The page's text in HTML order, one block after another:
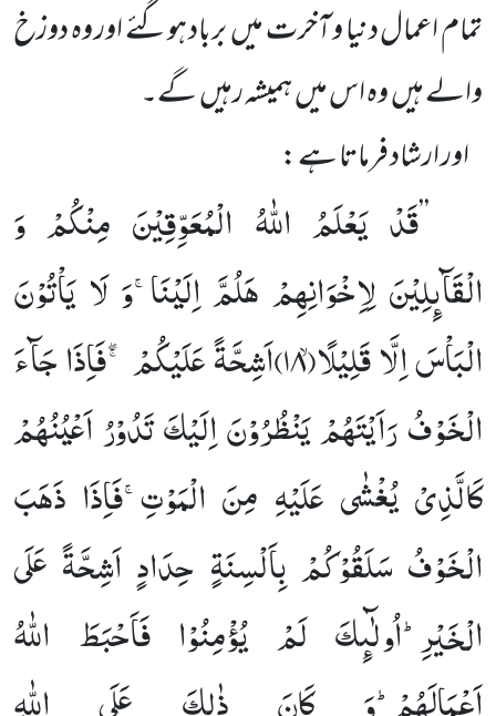
تمام اعمال دنیا و آخرت میں برباد ہوگئے اور وہ دوزخ
والے ہیں وہ اس میں ہمیشہ رہیں گے۔
اور ارشاد فرماتا ہے :
’’قَدْ یَعْلَمُ اللّٰهُ الْمُعَوِّقِیْنَ مِنْكُمْ وَ
الْقَآىٕلِیْنَ لِاِخْوَانِهِمْ هَلُمَّ اِلَیْنَاۚ-وَ لَا یَاْتُوْنَ
الْبَاْسَ اِلَّا قَلِیْلًاۙ(۱۸)اَشِحَّةً عَلَیْكُمْ ۚۖ-فَاِذَا جَآءَ
الْخَوْفُ رَاَیْتَهُمْ یَنْظُرُوْنَ اِلَیْكَ تَدُوْرُ اَعْیُنُهُمْ
كَالَّذِیْ یُغْشٰى عَلَیْهِ مِنَ الْمَوْتِۚ-فَاِذَا ذَهَبَ
الْخَوْفُ سَلَقُوْكُمْ بِاَلْسِنَةٍ حِدَادٍ اَشِحَّةً عَلَى
الْخَیْرِؕ-اُولٰٓىٕكَ لَمْ یُؤْمِنُوْا فَاَحْبَطَ اللّٰهُ
اَعْمَالَهُمْؕ-وَ كَانَ ذٰلِكَ عَلَى اللّٰهِ